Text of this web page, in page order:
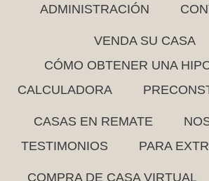
ADMINISTRACIÓN
VENDA SU CASA
CÓMO OBTENER UNA
CALCULADORA
CASAS EN REMATE
TESTIMONIOS
PARA
COMPRA DE CASA VIRTUAL